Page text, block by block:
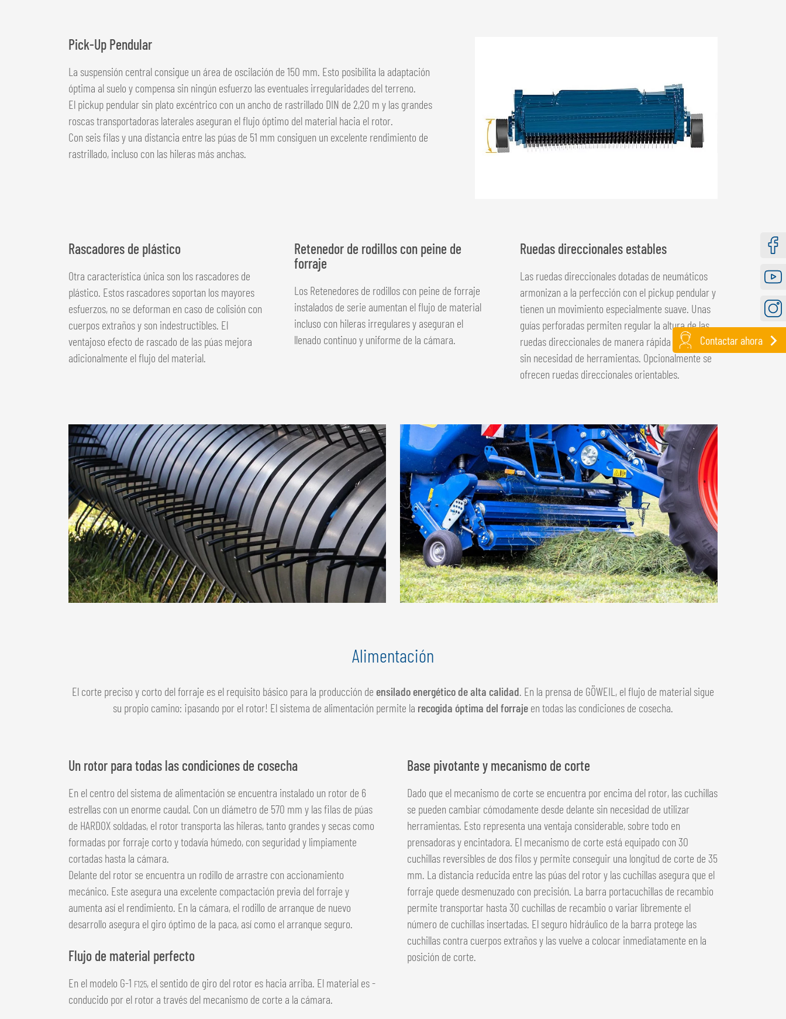
Pick-Up Pendular
La suspensión central consigue un área de oscilación de 150 mm. Esto posibilita la adaptación
óptima al suelo y compensa sin ningún esfuerzo las eventuales irregularidades del terreno.
El pickup pendular sin plato excéntrico con un ancho de rastrillado DIN de 2,20 m y las grandes
roscas transportadoras laterales aseguran el flujo óptimo del material hacia el rotor.
Con seis filas y una distancia entre las púas de 51 mm consiguen un excelente rendimiento de
rastrillado, incluso con las hileras más anchas.
Rascadores de plástico
Otra característica única son los rascadores de
plástico. Estos rascadores ­soportan los mayores
esfuerzos, no se deforman en caso de colisión con
cuerpos extraños y son indestructibles. El
ventajoso efecto de rascado de las púas mejora
adicionalmente el flujo del material.
Retenedor de rodillos con peine de
forraje
Los Retenedores de rodillos con peine de forraje
instalados de serie ­aumentan el flujo de material
incluso con hileras irregulares y aseguran el
llenado continuo y uniforme de la cámara.
Ruedas direccionales estables
Las ruedas direccionales dotadas de neumáticos
armonizan a la perfección con el pickup pendular y
tienen un movimiento especialmente suave. Unas
guías ­perforadas permiten regular la altura de las
ruedas direccionales de manera rápida y sencilla
sin necesidad de herramientas. Opcionalmente se
ofrecen ruedas direccionales orientables.
Alimentación
El corte preciso y corto del forraje es el requisito básico para la producción de ensilado energético de alta calidad. En la prensa de GÖWEIL, el flujo de material sigue
su propio camino: ¡pasando por el rotor! El sistema de alimentación permite la recogida óptima del forraje en todas las condiciones de cosecha.
Un rotor para todas las condiciones de cosecha
En el centro del sistema de alimentación se encuentra instalado un rotor de 6
estrellas con un enorme caudal. Con un diámetro de 570 mm y las filas de púas
de HARDOX soldadas, el rotor transporta las hileras, tanto grandes y secas como
formadas por forraje corto y todavía húmedo, con seguridad y limpiamente
cortadas hasta la cámara.
Delante del rotor se encuentra un rodillo de arrastre con accionamiento
mecánico. Este asegura una excelente compactación previa del forraje y
aumenta así el ­rendimiento. En la cámara, el rodillo de arranque de nuevo
desarrollo asegura el giro óptimo de la paca, así como el arranque seguro.
Flujo de material perfecto
En el modelo G-1 F125, el sentido de giro del rotor es hacia arriba. El material es ­
conducido por el rotor a través del mecanismo de corte a la cámara.
Base pivotante y mecanismo de corte
Dado que el mecanismo de corte se encuentra por encima del rotor, las cuchillas
se pueden cambiar cómodamente desde delante sin necesidad de utilizar
herramientas. Esto representa una ventaja considerable, sobre todo en
prensadoras y encintadora. El mecanismo de corte está equipado con 30
cuchillas reversibles de dos filos y permite conseguir una longitud de corte de 35
mm. La distancia reducida entre las púas del rotor y las cuchillas asegura que el
forraje quede desmenuzado con precisión. La barra portacuchillas de recambio
permite transportar hasta 30 cuchillas de recambio o variar libremente el
número de cuchillas insertadas. El seguro hidráulico de la barra protege las
cuchillas contra cuerpos extraños y las vuelve a colocar inmediatamente en la
posición de corte.
Contactar ahora